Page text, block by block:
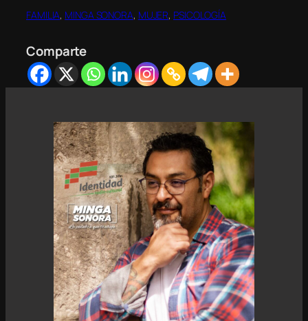
FAMILIA, MINGA SONORA, MUJER, PSICOLOGÍA
Comparte